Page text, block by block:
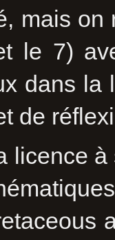
mais
le 7)
dans la
de
licence